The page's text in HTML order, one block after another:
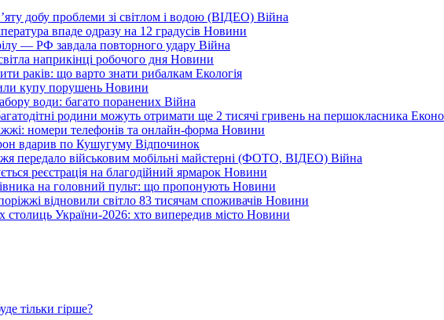
добу проблеми зі світлом і водою (ВІДЕО) Війна
впаде одразу на 12 градусів Новини
— РФ завдала повторного удару Війна
наприкінці робочого дня Новини
раків: що варто знати рибалкам Екологія
купу порушень Новини
води: багато поранених Війна
родини можуть отримати ще 2 тисячі гривень на першокласника
номери телефонів та онлайн-форма Новини
вдарив по Кушугуму Відпочинок
передало військовим мобільні майстерні (ФОТО, ВІДЕО) Війна
реєстрація на благодійний ярмарок Новини
на головний пульт: що пропонують Новини
відновили світло 83 тисячам споживачів Новини
України-2026: хто випередив місто Новини
тільки гірше?